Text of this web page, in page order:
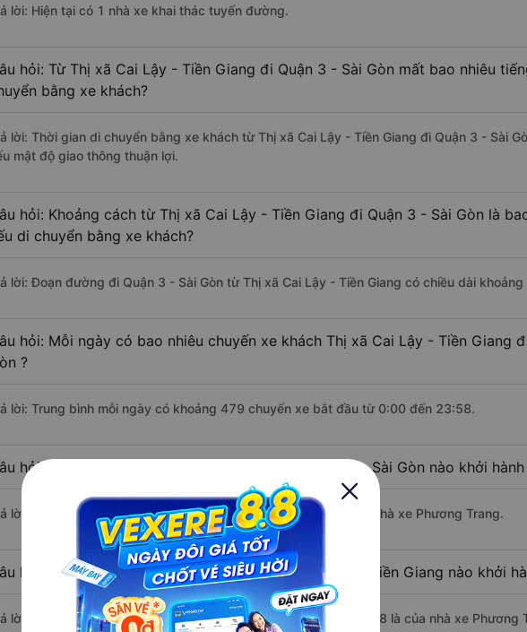
lời: Hiện tại có 1 nhà xe khai thác tuyến đường.
hỏi: Từ Thị xã Cai Lậy - Tiền Giang đi Quận 3 - Sài Gòn mất bao nhiêu
bằng xe khách?
lời: Thời gian di chuyển bằng xe khách từ Thị xã Cai Lậy - Tiền Giang đi Quận 3 - Sài
mật độ giao thông thuận lợi.
hỏi: Khoảng cách từ Thị xã Cai Lậy - Tiền Giang đi Quận 3 - Sài Gòn là
di chuyển bằng xe khách?
lời: Đoạn đường đi Quận 3 - Sài Gòn từ Thị xã Cai Lậy - Tiền Giang có chiều dài
hỏi: Mỗi ngày có bao nhiêu chuyến xe khách Thị xã Cai Lậy - Tiền Giang
?
lời: Trung bình mỗi ngày có khoảng 479 chuyến xe bắt đầu từ 0:00 đến 23:58.
hỏi: Nhà xe đi Thị xã Cai Lậy - Tiền Giang Quận 3 - Sài Gòn nào khởi
lời: Chuyến xe có giờ xuất phát sớm nhất vào lúc 0:00 là của nhà xe Phương Trang.
hỏi: Nhà xe đi Quận 3 - Sài Gòn từ Thị xã Cai Lậy - Tiền Giang nào khởi
lời: Chuyến xe có giờ xuất phát trễ (muộn) nhất là vào lúc 23:58 là của nhà xe Phương